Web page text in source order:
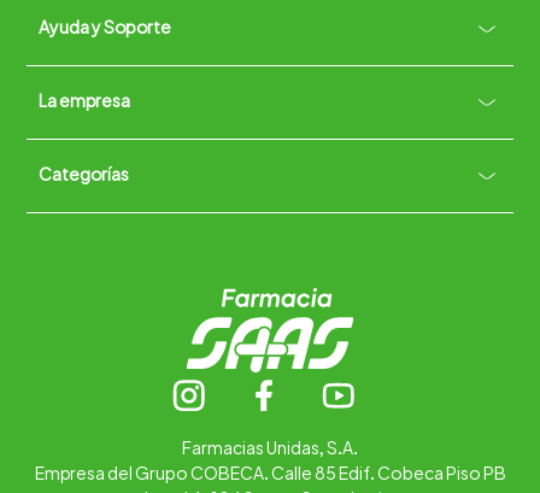
Ayuda y Soporte +
Contacto vía WhatsApp
Términos y condiciones
La empresa +
Quiénes somos
Trabaja con nosotros
Categorías +
Farmacias Unidas, S.A.
Empresa del Grupo COBECA. Calle 85 Edif. Cobeca Piso PB